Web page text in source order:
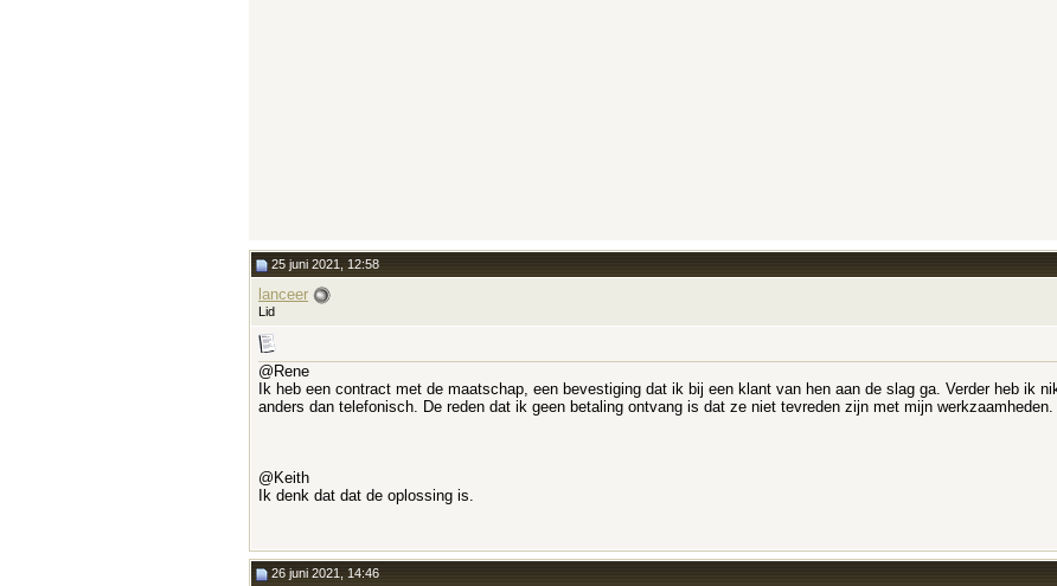
25 juni 2021, 12:58
lanceer
Lid
@Rene
Ik heb een contract met de maatschap, een bevestiging dat ik bij een klant van hen aan de slag ga. Verder heb ik
anders dan telefonisch. De reden dat ik geen betaling ontvang is dat ze niet tevreden zijn met mijn werkzaamheden.
@Keith
Ik denk dat dat de oplossing is.
26 juni 2021, 14:46